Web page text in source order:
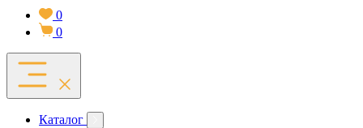
0
0
Каталог